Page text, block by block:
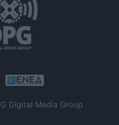
Digital Media Group